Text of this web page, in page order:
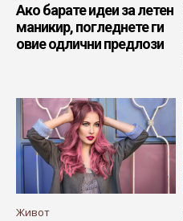
Ако барате идеи за летен
маникир, погледнете ги
овие одлични предлози
Живот